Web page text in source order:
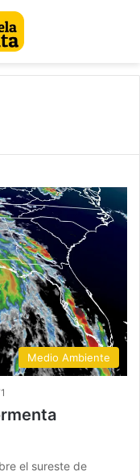
Medio Ambiente
el sureste de